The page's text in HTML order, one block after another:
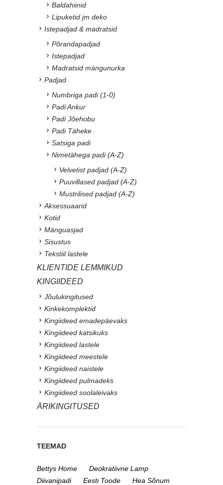
Baldahiinid
Lipuketid jm deko
Istepadjad & madratsid
Põrandapadjad
Istepadjad
Madratsid mängunurka
Padjad
Numbriga padi (1-0)
Padi Ankur
Padi Jõehobu
Padi Täheke
Satsiga padi
Nimetähega padi (A-Z)
Velvetist padjad (A-Z)
Puuvillased padjad (A-Z)
Mustrilised padjad (A-Z)
Aksessuaarid
Kotid
Mänguasjad
Sisustus
Tekstiil lastele
KLIENTIDE LEMMIKUD
KINGIIDEED
Jõulukingitused
Kinkekomplektid
Kingiideed emadepäevaks
Kingiideed katsikuks
Kingiideed lastele
Kingiideed meestele
Kingiideed naistele
Kingiideed pulmadeks
Kingiideed soolaleivaks
ÄRIKINGITUSED
TEEMAD
Bettys Home
Deokratiivne Lamp
Diivanipadi
Eesti Toode
Hea Sõnum